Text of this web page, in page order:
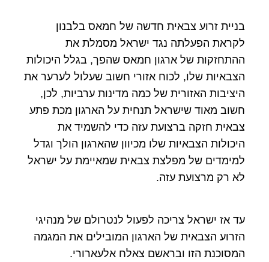
בניית זרוע צבאית חדשה של חמאס בלבנון
לקראת הפעלתה נגד ישראל מסמלת את
ההתחזקות של ארגון חמאס שהפך, בגלל היכולות
הצבאיות שלו, לכוח אזורי חשוב שעלול לערער את
היציבות האזורית של כמה מדינות ערביות, לכן,
חשוב מאוד שישראל תנחית על הארגון מכת פתע
צבאית חזקה ברצועת עזה כדי להשמיד את
היכולות הצבאיות שלו מכיוון שהארגון הולך וגדל
למימדים של מפלצת צבאית שמאיימת על ישראל
לא רק מרצועת עזה.
עד אז ישראל צריכה לפעול לנטרולם של מנהיגי
הזרוע הצבאית של הארגון המובילים את המגמה
המסוכנת הזו ובראשם צאלח אלעארורי.